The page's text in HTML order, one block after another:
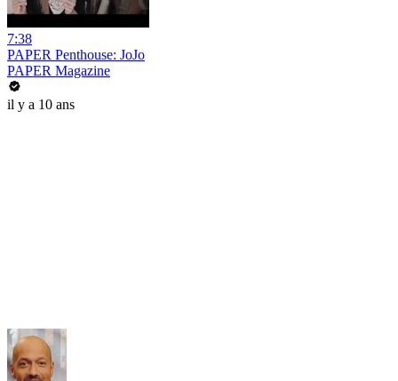
7:38
PAPER Penthouse: JoJo
PAPER Magazine
il y a 10 ans